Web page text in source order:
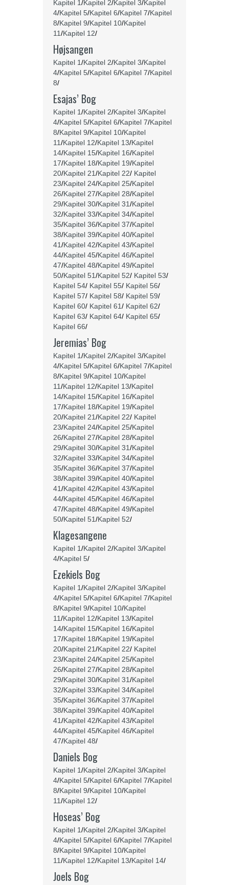
Kapitel 1 /Kapitel 2/Kapitel 3/Kapitel
4/Kapitel 5/Kapitel 6/Kapitel 7/Kapitel
8/Kapitel 9/Kapitel 10/Kapitel
11/Kapitel 12/
Højsangen
Kapitel 1/Kapitel 2/Kapitel 3/Kapitel
4/Kapitel 5/Kapitel 6/Kapitel 7/Kapitel
8/
Esajas’ Bog
Kapitel 1/Kapitel 2/Kapitel 3/Kapitel
4/Kapitel 5/Kapitel 6/Kapitel 7/Kapitel
8/Kapitel 9/Kapitel 10/Kapitel
11/Kapitel 12/Kapitel 13/Kapitel
14/Kapitel 15/Kapitel 16/Kapitel
17/Kapitel 18/Kapitel 19/Kapitel
20/Kapitel 21/Kapitel 22/ Kapitel
23/Kapitel 24/Kapitel 25/Kapitel
26/Kapitel 27/Kapitel 28/Kapitel
29/Kapitel 30/Kapitel 31/Kapitel
32/Kapitel 33/Kapitel 34/Kapitel
35/Kapitel 36/Kapitel 37/Kapitel
38/Kapitel 39/Kapitel 40/Kapitel
41/Kapitel 42/Kapitel 43/Kapitel
44/Kapitel 45/Kapitel 46/Kapitel
47/Kapitel 48/Kapitel 49/Kapitel
50/Kapitel 51/Kapitel 52/ Kapitel 53/
Kapitel 54/ Kapitel 55/ Kapitel 56/
Kapitel 57/ Kapitel 58/ Kapitel 59/
Kapitel 60/ Kapitel 61/ Kapitel 62/
Kapitel 63/ Kapitel 64/ Kapitel 65/
Kapitel 66/
Jeremias’ Bog
Kapitel 1/Kapitel 2/Kapitel 3/Kapitel
4/Kapitel 5/Kapitel 6/Kapitel 7/Kapitel
8/Kapitel 9/Kapitel 10/Kapitel
11/Kapitel 12/Kapitel 13/Kapitel
14/Kapitel 15/Kapitel 16/Kapitel
17/Kapitel 18/Kapitel 19/Kapitel
20/Kapitel 21/Kapitel 22/ Kapitel
23/Kapitel 24/Kapitel 25/Kapitel
26/Kapitel 27/Kapitel 28/Kapitel
29/Kapitel 30/Kapitel 31/Kapitel
32/Kapitel 33/Kapitel 34/Kapitel
35/Kapitel 36/Kapitel 37/Kapitel
38/Kapitel 39/Kapitel 40/Kapitel
41/Kapitel 42/Kapitel 43/Kapitel
44/Kapitel 45/Kapitel 46/Kapitel
47/Kapitel 48/Kapitel 49/Kapitel
50/Kapitel 51/Kapitel 52/
Klagesangene
Kapitel 1/Kapitel 2/Kapitel 3/Kapitel
4/Kapitel 5/
Ezekiels Bog
Kapitel 1/Kapitel 2/Kapitel 3/Kapitel
4/Kapitel 5/Kapitel 6/Kapitel 7/Kapitel
8/Kapitel 9/Kapitel 10/Kapitel
11/Kapitel 12/Kapitel 13/Kapitel
14/Kapitel 15/Kapitel 16/Kapitel
17/Kapitel 18/Kapitel 19/Kapitel
20/Kapitel 21/Kapitel 22/ Kapitel
23/Kapitel 24/Kapitel 25/Kapitel
26/Kapitel 27/Kapitel 28/Kapitel
29/Kapitel 30/Kapitel 31/Kapitel
32/Kapitel 33/Kapitel 34/Kapitel
35/Kapitel 36/Kapitel 37/Kapitel
38/Kapitel 39/Kapitel 40/Kapitel
41/Kapitel 42/Kapitel 43/Kapitel
44/Kapitel 45/Kapitel 46/Kapitel
47/Kapitel 48/
Daniels Bog
Kapitel 1/Kapitel 2/Kapitel 3/Kapitel
4/Kapitel 5/Kapitel 6/Kapitel 7/Kapitel
8/Kapitel 9/Kapitel 10/Kapitel
11/Kapitel 12/
Hoseas’ Bog
Kapitel 1/Kapitel 2/Kapitel 3/Kapitel
4/Kapitel 5/Kapitel 6/Kapitel 7/Kapitel
8/Kapitel 9/Kapitel 10/Kapitel
11/Kapitel 12/Kapitel 13/Kapitel 14/
Joels Bog